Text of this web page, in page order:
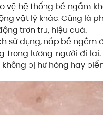
vệ hệ thống bể ngầm
vật lý khác. Cũng là
trơn tru, hiệu quả.
sử dụng, nắp bể ngầm
lượng người đi
bị hư hỏng hay